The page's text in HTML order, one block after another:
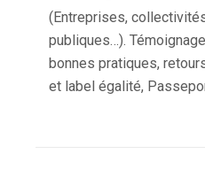
(Entreprises,
publiques…).
bonnes pratiques,
et label égalité,